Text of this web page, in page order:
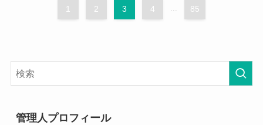
1 2 3 4 ... 85
管理人プロフィール